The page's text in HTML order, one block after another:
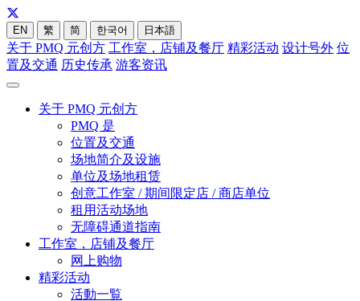
EN 繁 简 한국어 日本語
关于 PMQ 元创方 工作室，店铺及餐厅 精彩活动 设计号外 位
置及交通 历史传承 游客资讯
关于 PMQ 元创方
PMQ 是
位置及交通
场地简介及设施
单位及场地租赁
创意工作室 / 期间限定店 / 商店单位
租用活动场地
无障碍通道指南
工作室，店铺及餐厅
网上购物
精彩活动
活動一覧